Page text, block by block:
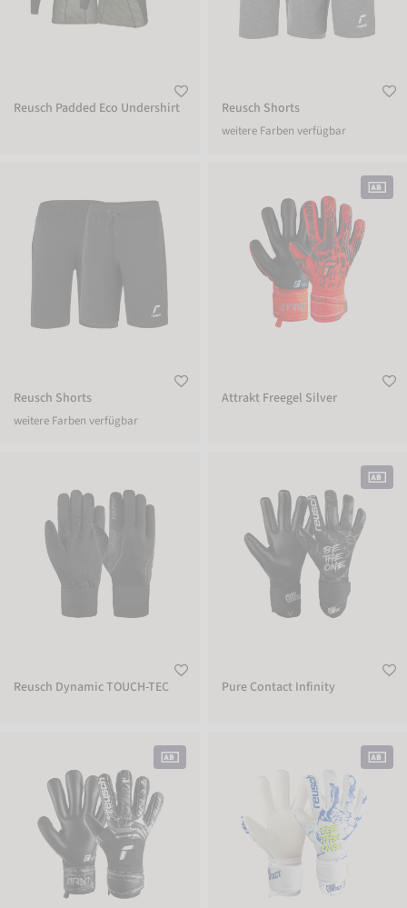
Reusch Padded Eco Undershirt Reusch Shorts
weitere Farben verfügbar
Reusch Shorts
weitere Farben verfügbar
Attrakt Freegel Silver
Reusch Dynamic TOUCH-TEC Pure Contact Infinity